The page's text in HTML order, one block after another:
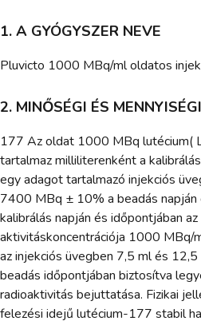
1. A GYÓGYSZER NEVE
Pluvicto 1000 MBq/ml oldatos
2. MINŐSÉGI ÉS
177 Az oldat 1000 MBq lutécium(
tartalmaz milliliterenként a
egy adagot tartalmazó injekciós
7400 MBq ± 10% a beadás napján
kalibrálás napján és időpontjában
aktivitáskoncentrációja 1000 MBq/
az injekciós üvegben 7,5 ml és
beadás időpontjában biztosítva
radioaktivitás bejuttatása. Fizikai
felezési idejű lutécium-177 stabil